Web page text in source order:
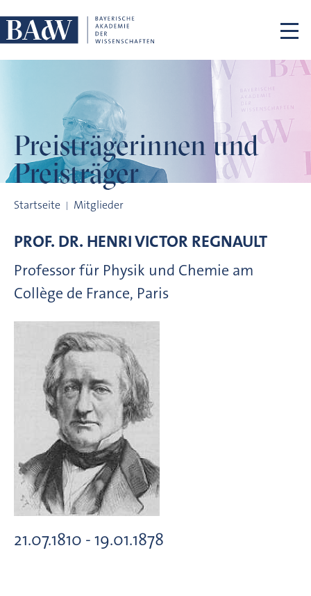
Preisträgerinnen und
Preisträger
Startseite Mitglieder
PROF. DR. HENRI VICTOR REGNAULT
Professor für Physik und Chemie am
Collège de France, Paris
21.07.1810 - 19.01.1878